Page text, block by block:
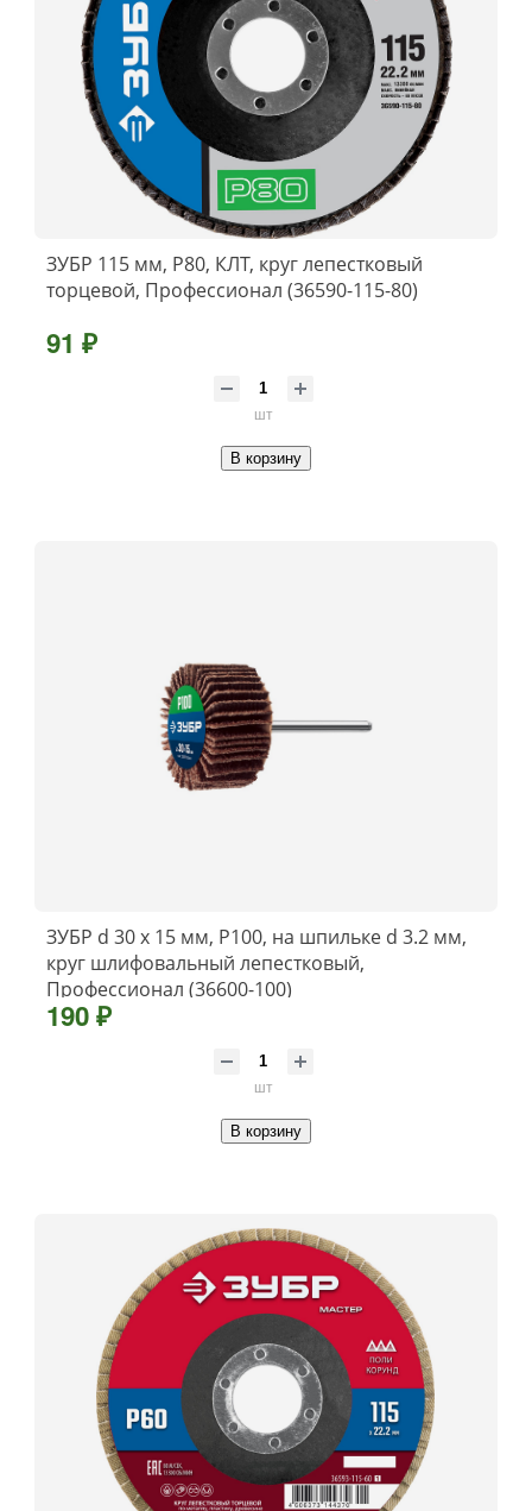
ЗУБР 115 мм, P80, КЛТ, круг лепестковый
торцевой, Профессионал (36590-115-80)
91 ₽
шт
В корзину
ЗУБР d 30 x 15 мм, P100, на шпильке d 3.2 мм,
круг шлифовальный лепестковый,
Профессионал (36600-100)
190 ₽
шт
В корзину